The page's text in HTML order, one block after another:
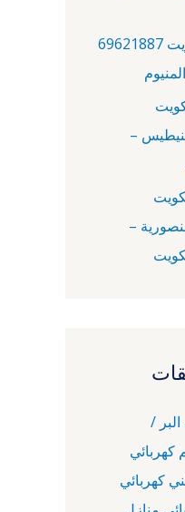
فني ألمنيوم الكويت 69621887
– الفنيطيس –
– المنصورية –
/
/ رقم كهربائي
كهربائي